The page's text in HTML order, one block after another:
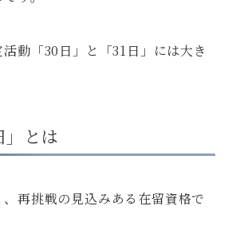
動「30日」と「31日」には大き
」とは
再挑戦の見込みある在留資格で